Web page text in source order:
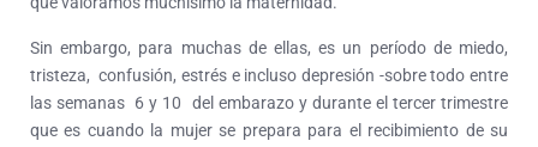
Sin embargo, para muchas de ellas, es un período de miedo,
tristeza, confusión, estrés e incluso depresión -sobre todo entre
las semanas 6 y 10 del embarazo y durante el tercer trimestre
que es cuando la mujer se prepara para el recibimiento de su